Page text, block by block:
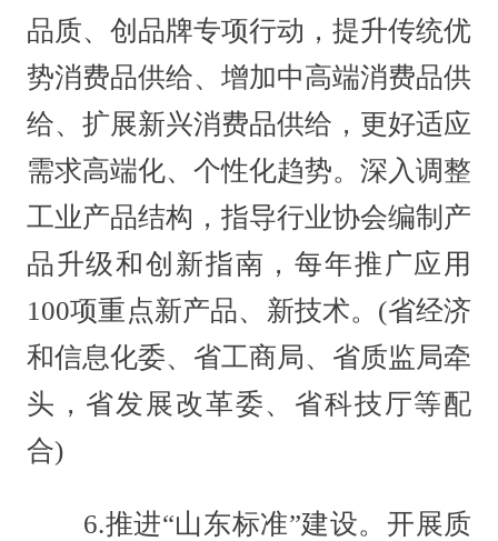
品质、创品牌专项行动，提升传统优
势消费品供给、增加中高端消费品供
给、扩展新兴消费品供给，更好适应
需求高端化、个性化趋势。深入调整
工业产品结构，指导行业协会编制产
品升级和创新指南，每年推广应用
100项重点新产品、新技术。(省经济
和信息化委、省工商局、省质监局牵
头，省发展改革委、省科技厅等配
合)
6.推进“山东标准”建设。开展质